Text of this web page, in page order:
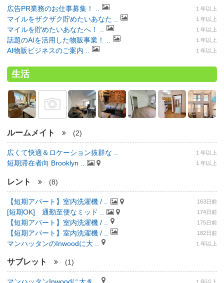
広告PR業務のお仕事募集！ .. １年以上
マイルをザクザク貯めたいあなた .. １年以上
マイルを貯めたいあなたへ！ .. １年以上
話題のAIを活用した物販事業！ .. １年以上
AI物販ビジネスのご案内 .. １年以上
生活
ルームメイト (2)
広くて快適＆ロケーション抜群な .. １年以上
短期滞在者向 Brooklyn .. １年以上
レント (8)
【短期アパート】室内洗濯機 / .. 163日前
[短期OK] 通勤至便なミッド .. 174日前
【短期アパート】室内洗濯機 / .. 175日前
【短期アパート】室内洗濯機 / .. 182日前
マンハッタンのInwoodに大 .. １年以上
サブレット (1)
１年以上